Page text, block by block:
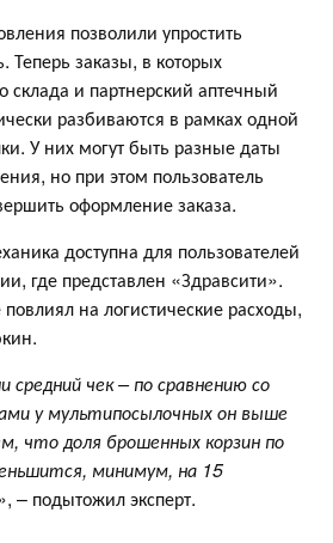
позволили упростить
Теперь заказы, в которых
и партнерский аптечный
разбиваются в рамках одной
У них могут быть разные даты
но при этом пользователь
оформление заказа.
доступна для пользователей
где представлен «Здравсити».
на логистические расходы,
средний чек – по сравнению со
у мультипосылочных он выше
что доля брошенных корзин по
минимум, на 15
– подытожил эксперт.